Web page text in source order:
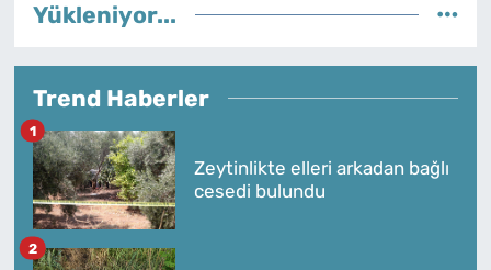
Yükleniyor...
Trend Haberler
Zeytinlikte elleri arkadan bağlı
cesedi bulundu
1
2